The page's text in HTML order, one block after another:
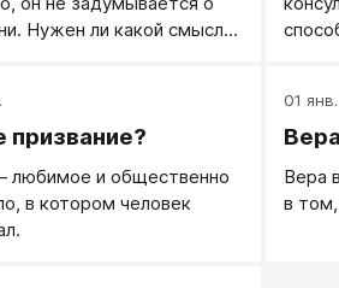
и «как начать заниматься
и связать это с
Нужен ли какой смысл
в налетающие упругие
призвание?
любимое и общественно
в котором человек
01
Вера
в том,